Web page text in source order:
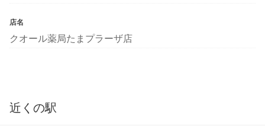
店名
クオール薬局たまプラーザ店
近くの駅